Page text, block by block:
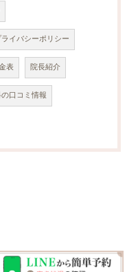
イバシーポリシー
表 院長紹介
口コミ情報